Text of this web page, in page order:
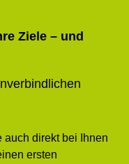
Ziele – und
auch direkt bei Ihnen
ersten